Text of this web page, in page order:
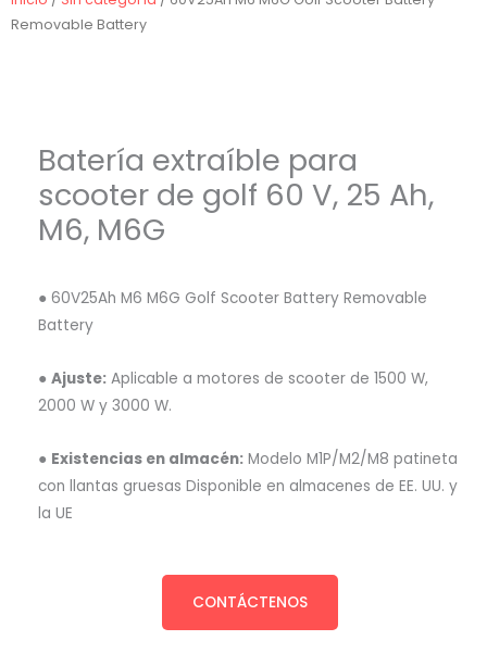
Removable Battery
Batería extraíble para
scooter de golf 60 V, 25 Ah,
M6, M6G
● 60V25Ah M6 M6G Golf Scooter Battery Removable
Battery
● Ajuste: Aplicable a motores de scooter de 1500 W,
2000 W y 3000 W.
● Existencias en almacén: Modelo M1P/M2/M8 patineta
con llantas gruesas Disponible en almacenes de EE. UU. y
la UE
CONTÁCTENOS